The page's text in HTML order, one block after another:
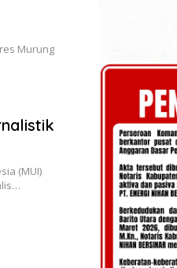
Murung
(MUI)